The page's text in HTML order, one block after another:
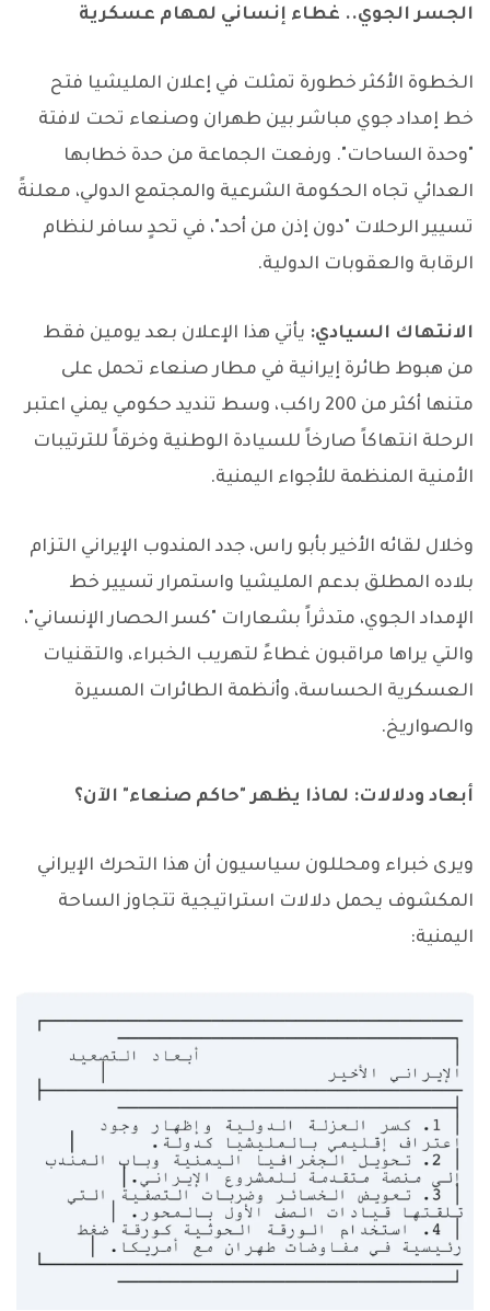
الجسر الجوي.. غطاء إنساني لمهام عسكرية
الخطوة الأكثر خطورة تمثلت في إعلان المليشيا فتح
خط إمداد جوي مباشر بين طهران وصنعاء تحت لافتة
"وحدة الساحات". ورفعت الجماعة من حدة خطابها
العدائي تجاه الحكومة الشرعية والمجتمع الدولي، معلنةً
تسيير الرحلات "دون إذن من أحد"، في تحدٍ سافر لنظام
الرقابة والعقوبات الدولية.
الانتهاك السيادي: يأتي هذا الإعلان بعد يومين فقط
من هبوط طائرة إيرانية في مطار صنعاء تحمل على
متنها أكثر من 200 راكب، وسط تنديد حكومي يمني اعتبر
الرحلة انتهاكاً صارخاً للسيادة الوطنية وخرقاً للترتيبات
الأمنية المنظمة للأجواء اليمنية.
وخلال لقائه الأخير بأبو راس، جدد المندوب الإيراني التزام
بلاده المطلق بدعم المليشيا واستمرار تسيير خط
الإمداد الجوي، متدثراً بشعارات "كسر الحصار الإنساني"،
والتي يراها مراقبون غطاءً لتهريب الخبراء، والتقنيات
العسكرية الحساسة، وأنظمة الطائرات المسيرة
والصواريخ.
أبعاد ودلالات: لماذا يظهر "حاكم صنعاء" الآن؟
ويرى خبراء ومحللون سياسيون أن هذا التحرك الإيراني
المكشوف يحمل دلالات استراتيجية تتجاوز الساحة
اليمنية: